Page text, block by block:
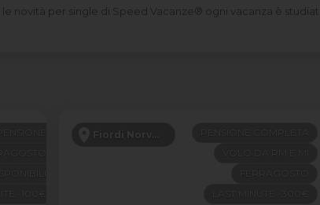
le novità per single di Speed Vacanze® ogni vacanza è
Fiordi Norvegesi